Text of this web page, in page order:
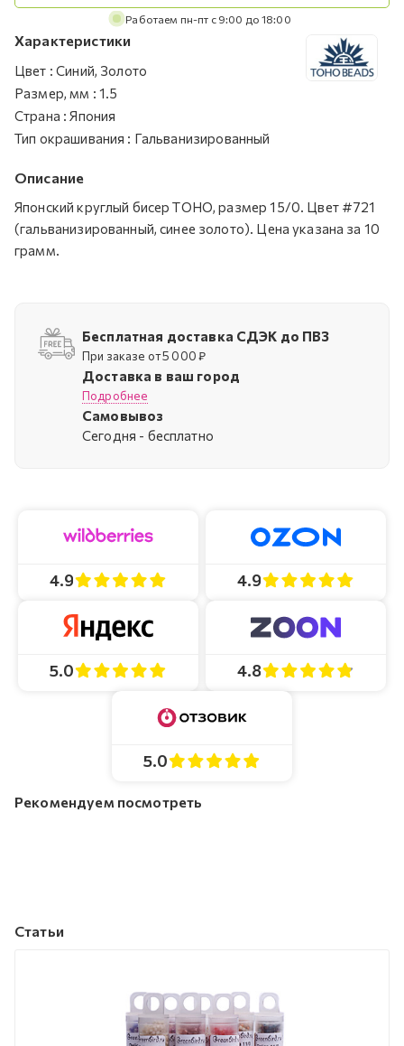
Работаем пн-пт с 9:00 до 18:00
Характеристики
Цвет : Синий, Золото
Размер, мм : 1.5
Страна : Япония
Тип окрашивания : Гальванизированный
Описание
Японский круглый бисер TOHO, размер 15/0. Цвет #721
(гальванизированный, синее золото). Цена указана за 10
грамм.
Бесплатная доставка СДЭК до ПВЗ
При заказе от 5 000 ₽
Доставка в ваш город
Подробнее
Самовывоз
Cегодня - бесплатно
4.9 4.9
5.0 4.8
5.0
Рекомендуем посмотреть
Статьи